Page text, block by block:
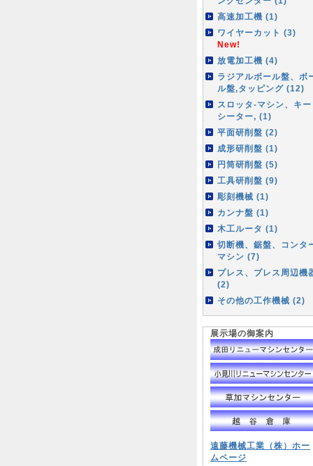
高速加工機 (1)
ワイヤーカット (3)
New!
放電加工機 (4)
ラジアルボール盤、ボ
ル盤,タッピング (12)
スロッタ-マシン、キー
シーター, (1)
平面研削盤 (2)
成形研削盤 (1)
円筒研削盤 (5)
工具研削盤 (9)
彫刻機械 (1)
カンナ盤 (1)
木工ルータ (1)
切断機、鋸盤、コンタ
マシン (7)
プレス、プレス周辺機
(2)
その他の工作機械 (2)
展示場の御案内
遠藤機械工業（株）ホー
ムページ